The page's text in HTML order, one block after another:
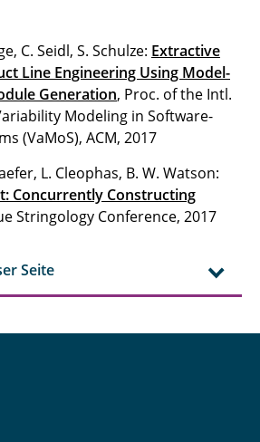
C. Seidl, S. Schulze: Extractive
Line Engineering Using Model-
Generation, Proc. of the Intl.
Modeling in Software-
(VaMoS), ACM, 2017
L. Cleophas, B. W. Watson:
Concurrently Constructing
Stringology Conference, 2017
Seite